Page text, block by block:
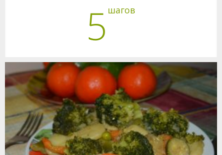
5 шагов